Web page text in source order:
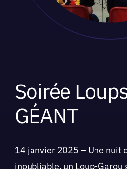
Soirée
GÉANT
14 janvier 2025 – Une nuit
inoubliable, un Loup-Garou